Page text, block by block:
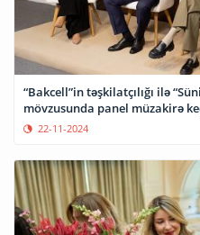
“Bakcell”in təşkilatçılığı ilə
mövzusunda panel müzakirə
22-11-2024